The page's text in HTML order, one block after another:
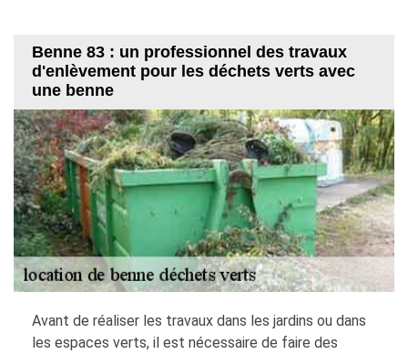
Benne 83 : un professionnel des travaux
d'enlèvement pour les déchets verts avec
une benne
Avant de réaliser les travaux dans les jardins ou dans
les espaces verts, il est nécessaire de faire des